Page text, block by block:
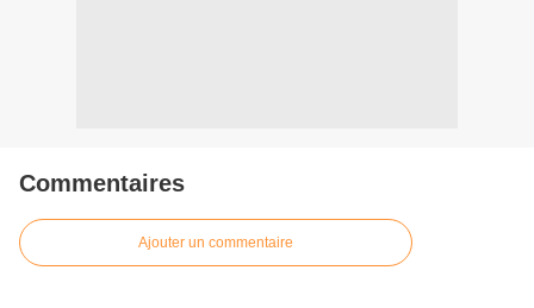
Commentaires
Ajouter un commentaire